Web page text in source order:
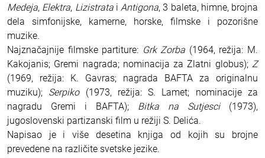
Medeja, Elektra, Lizistratai Antigona, 3 baleta, himne, brojna
dela simfonijske, kamerne, horske, filmske i pozorišne
muzike.
Najznačajnije filmske partiture: Grk Zorba (1964, režija: M.
Kakojanis; Gremi nagrada; nominacija za Zlatni globus); Z
(1969, režija: K. Gavras; nagrada BAFTA za originalnu
muziku); Serpiko(1973, režija: S. Lamet; nominacije za
nagradu Gremi i BAFTA); Bitka na Sutjesci (1973),
jugoslovenski partizanski film u režiji S. Delića.
Napisao je i više desetina knjiga od kojih su brojne
prevedene na različite svetske jezike.